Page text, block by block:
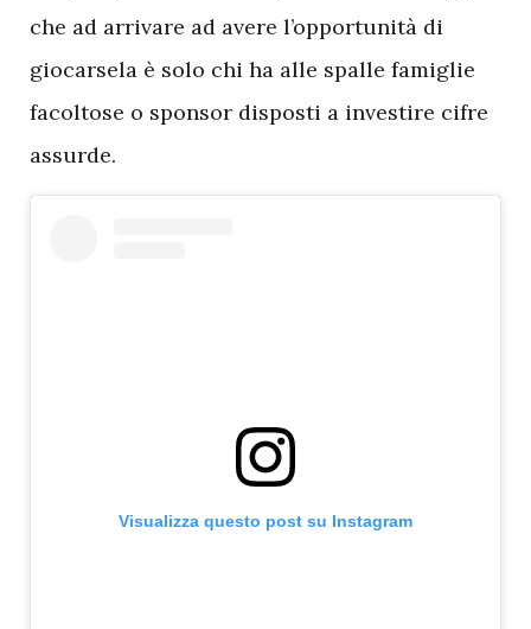
che ad arrivare ad avere l’opportunità di
giocarsela è solo chi ha alle spalle famiglie
facoltose o sponsor disposti a investire cifre
assurde.
Visualizza questo post su Instagram